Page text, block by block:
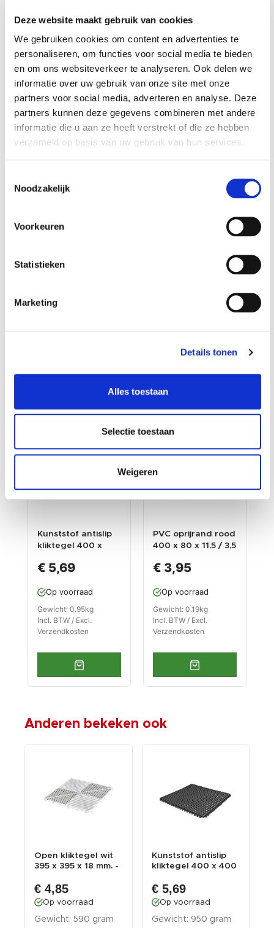
Deze website maakt gebruik van cookies
We gebruiken cookies om content en advertenties te
personaliseren, om functies voor social media te bieden
en om ons websiteverkeer te analyseren. Ook delen we
informatie over uw gebruik van onze site met onze
partners voor social media, adverteren en analyse. Deze
partners kunnen deze gegevens combineren met andere
informatie die u aan ze heeft verstrekt of die ze hebben
verzameld op basis van uw gebruik van hun services.
Noodzakelijk
Voorkeuren
Statistieken
Marketing
Details tonen
Alles toestaan
Selectie toestaan
Weigeren
400 x 80 x 11,5 / 3,5
Op voorraad
Incl. BTW / Excl.
400 x 80 x 11,5 / 3,5
aangeschaft hebben kochten
Kunststof antislip
kliktegel 400 x
werkplaats tegels
antivermoeidheids
€ 5,69
Op voorraad
Gewicht: 0.95kg
Incl. BTW / Excl.
Verzendkosten
PVC oprijrand rood
400 x 80 x 11,5 / 3,5
1815 typ 2
€ 3,95
Op voorraad
Gewicht: 0.19kg
Incl. BTW / Excl.
Verzendkosten
Anderen bekeken ook
Open kliktegel wit
395 x 395 x 18 mm. -
€ 4,85
Op voorraad
Gewicht: 590 gram
Kunststof antislip
kliktegel 400 x 400
€ 5,69
Op voorraad
Gewicht: 950 gram